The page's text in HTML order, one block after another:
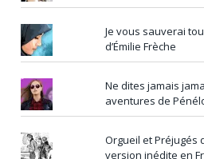
Je vous sauverai
d’Émilie Frèche
Ne dites jamais
aventures de
Orgueil et Préjugés
version inédite en